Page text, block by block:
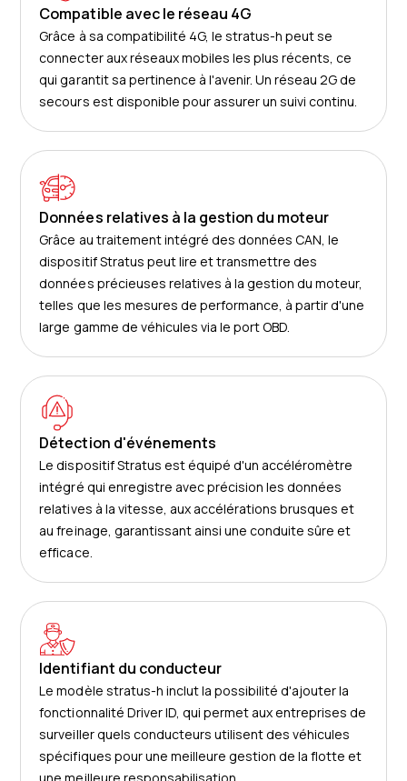
Compatible avec le réseau 4G
Grâce à sa compatibilité 4G, le stratus-h peut se
connecter aux réseaux mobiles les plus récents, ce
qui garantit sa pertinence à l'avenir. Un réseau 2G de
secours est disponible pour assurer un suivi continu.
Données relatives à la gestion du moteur
Grâce au traitement intégré des données CAN, le
dispositif Stratus peut lire et transmettre des
données précieuses relatives à la gestion du moteur,
telles que les mesures de performance, à partir d'une
large gamme de véhicules via le port OBD.
Détection d'événements
Le dispositif Stratus est équipé d'un accéléromètre
intégré qui enregistre avec précision les données
relatives à la vitesse, aux accélérations brusques et
au freinage, garantissant ainsi une conduite sûre et
efficace.
Identifiant du conducteur
Le modèle stratus-h inclut la possibilité d'ajouter la
fonctionnalité Driver ID, qui permet aux entreprises de
surveiller quels conducteurs utilisent des véhicules
spécifiques pour une meilleure gestion de la flotte et